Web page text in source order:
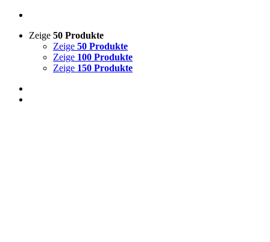
Zeige 50 Produkte
Zeige 50 Produkte
Zeige 100 Produkte
Zeige 150 Produkte